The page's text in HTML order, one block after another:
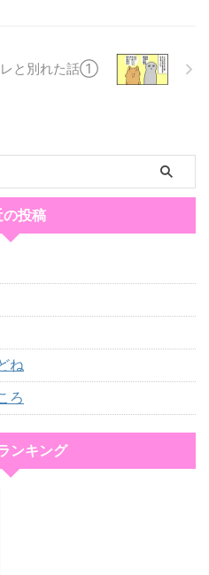
レと別れた話①
の投稿
ね
ろ
ンキング